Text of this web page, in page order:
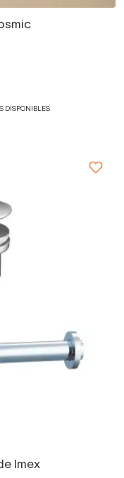
DISPONIBLES
Imex